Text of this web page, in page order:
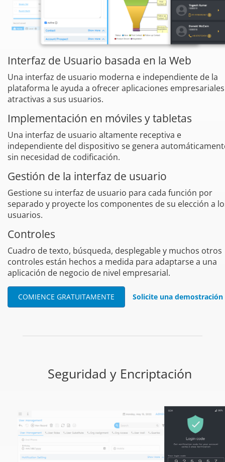
Interfaz de Usuario basada en la Web
Una interfaz de usuario moderna e independiente de la
plataforma le ayuda a ofrecer aplicaciones empresariales
atractivas a sus usuarios.
Implementación en móviles y tabletas
Una interfaz de usuario altamente receptiva e
independiente del dispositivo se genera
sin necesidad de codificación.
Gestión de la interfaz de usuario
Gestione su interfaz de usuario para cada función por
separado y proyecte los componentes de su elección a
usuarios.
Controles
Cuadro de texto, búsqueda, desplegable y muchos otros
controles están hechos a medida para adaptarse a una
aplicación de negocio de nivel empresarial.
COMIENCE GRATUITAMENTE Solicite una demostración
Seguridad y Encriptación